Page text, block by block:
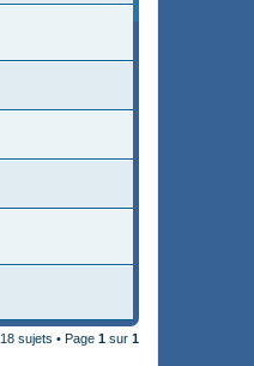
18 sujets • Page 1 sur 1